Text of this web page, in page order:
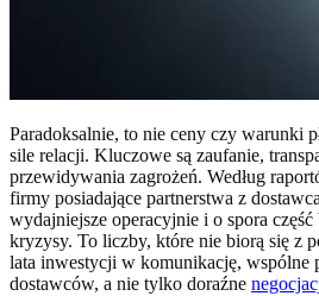
Paradoksalnie, to nie ceny czy warunki
sile relacji. Kluczowe są zaufanie,
przewidywania zagrożeń. Według
firmy posiadające partnerstwa z
wydajniejsze operacyjnie i o spora część
kryzysy. To liczby, które nie biorą się z
lata inwestycji w komunikację, wspólne
dostawców, a nie tylko doraźne